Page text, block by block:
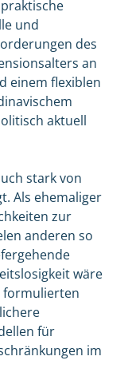
und
des
an
einem flexiblen
aktuell
stark von
Als ehemaliger
zur
anderen so
wäre
formulierten
für
im